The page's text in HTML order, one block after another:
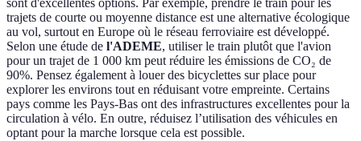
sont d'excellentes options. Par exemple, prendre le train pour les
trajets de courte ou moyenne distance est une alternative écologique
au vol, surtout en Europe où le réseau ferroviaire est développé.
Selon une étude de l'ADEME, utiliser le train plutôt que l'avion
pour un trajet de 1 000 km peut réduire les émissions de CO₂ de
90%. Pensez également à louer des bicyclettes sur place pour
explorer les environs tout en réduisant votre empreinte. Certains
pays comme les Pays-Bas ont des infrastructures excellentes pour la
circulation à vélo. En outre, réduisez l’utilisation des véhicules en
optant pour la marche lorsque cela est possible.